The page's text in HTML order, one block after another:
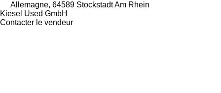
Allemagne, 64589 Stockstadt Am Rhein
Kiesel Used GmbH
Contacter le vendeur